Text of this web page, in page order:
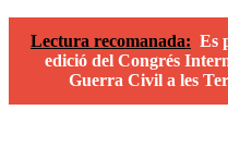
Lectura recomanada: Es
edició del Congrés
Guerra Civil a les